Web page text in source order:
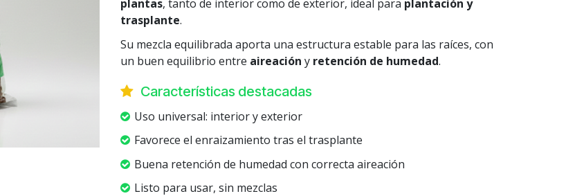
plantas, tanto de interior como de exterior, ideal para plantación y
trasplante.
Su mezcla equilibrada aporta una estructura estable para las raíces, con
un buen equilibrio entre aireación y retención de humedad.
Características destacadas
Uso universal: interior y exterior
Favorece el enraizamiento tras el trasplante
Buena retención de humedad con correcta aireación
Listo para usar, sin mezclas